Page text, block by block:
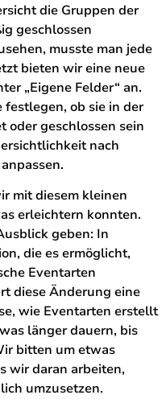
die Gruppen der
geschlossen
musste man jede
bieten wir eine neue
„Eigene Felder“ an.
ob sie in der
oder geschlossen sein
nach
mit diesem kleinen
erleichtern konnten.
geben: In
die es ermöglicht,
Eventarten
diese Änderung eine
wie Eventarten erstellt
länger dauern, bis
bitten um etwas
wir daran arbeiten,
umzusetzen.